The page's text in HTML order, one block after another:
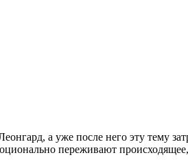
а уже после него эту тему
переживают